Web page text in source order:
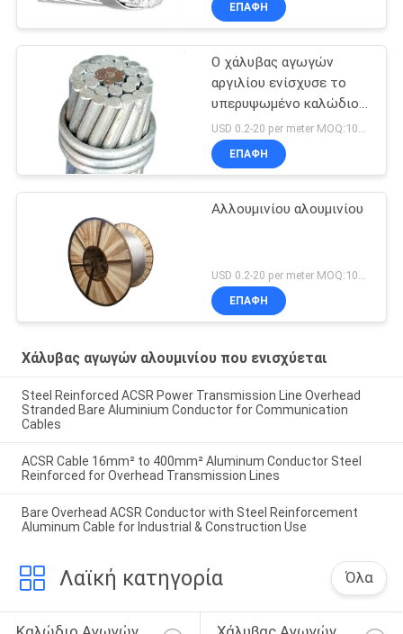
ΕΠΑΦΉ
Ο χάλυβας αγωγών
αργιλίου ενίσχυσε το
υπερυψωμένο καλώδιο
αγωγών ACSR
ΕΠΑΦΉ
Αλλουμινίου αλουμινίου
ΕΠΑΦΉ
Χάλυβας αγωγών αλουμινίου που ενισχύεται
Steel Reinforced ACSR Power Transmission Line Overhead
Stranded Bare Aluminium Conductor for Communication
Cables
ACSR Cable 16mm² to 400mm² Aluminum Conductor Steel
Reinforced for Overhead Transmission Lines
Bare Overhead ACSR Conductor with Steel Reinforcement
Aluminum Cable for Industrial & Construction Use
Λαϊκή κατηγορία Όλα